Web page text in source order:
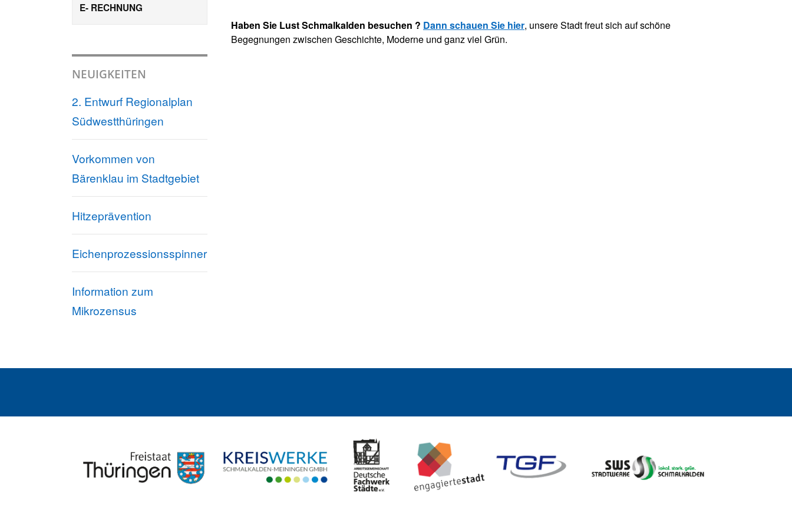
E- RECHNUNG
NEUIGKEITEN
2. Entwurf Regionalplan
Südwestthüringen
Vorkommen von
Bärenklau im Stadtgebiet
Hitzeprävention
Eichenprozessionsspinner
Information zum
Mikrozensus
Haben Sie Lust Schmalkalden besuchen ? Dann schauen Sie hier, unsere Stadt freut sich auf schöne
Begegnungen zwischen Geschichte, Moderne und ganz viel Grün.